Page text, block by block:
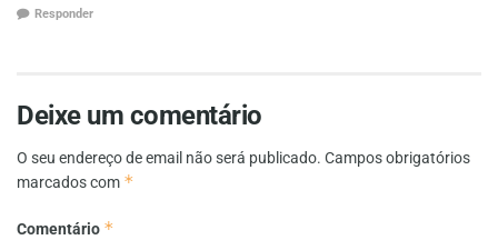
Responder
Deixe um comentário
O seu endereço de email não será publicado. Campos obrigatórios
marcados com *
Comentário *